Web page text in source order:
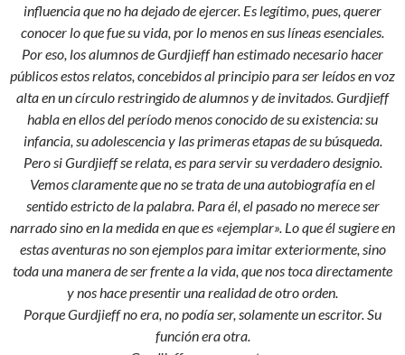
influencia que no ha dejado de ejercer. Es legítimo, pues, querer
conocer lo que fue su vida, por lo menos en sus líneas esenciales.
Por eso, los alumnos de Gurdjieff han estimado necesario hacer
públicos estos relatos, concebidos al principio para ser leídos en voz
alta en un círculo restringido de alumnos y de invitados. Gurdjieff
habla en ellos del período menos conocido de su existencia: su
infancia, su adolescencia y las primeras etapas de su búsqueda.
Pero si Gurdjieff se relata, es para servir su verdadero designio.
Vemos claramente que no se trata de una autobiografía en el
sentido estricto de la palabra. Para él, el pasado no merece ser
narrado sino en la medida en que es «ejemplar». Lo que él sugiere en
estas aventuras no son ejemplos para imitar exteriormente, sino
toda una manera de ser frente a la vida, que nos toca directamente
y nos hace presentir una realidad de otro orden.
Porque Gurdjieff no era, no podía ser, solamente un escritor. Su
función era otra.